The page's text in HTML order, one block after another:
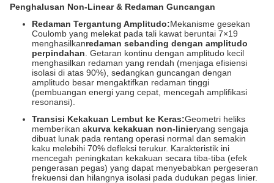
Penghalusan Non-Linear & Redaman Guncangan
Redaman Tergantung Amplitudo:Mekanisme gesekan
Coulomb yang melekat pada tali kawat beruntai 7×19
menghasilkanredaman sebanding dengan amplitudo
perpindahan . Getaran kontinu dengan amplitudo kecil
menghasilkan redaman yang rendah (menjaga efisiensi
isolasi di atas 90%), sedangkan guncangan dengan
amplitudo besar mengaktifkan redaman tinggi
(pembuangan energi yang cepat, mencegah amplifikasi
resonansi).
Transisi Kekakuan Lembut ke Keras:Geometri heliks
memberikan akurva kekakuan non-linieryang sengaja
dibuat lunak pada rentang operasi normal dan semakin
kaku melebihi 70% defleksi terukur. Karakteristik ini
mencegah peningkatan kekakuan secara tiba-tiba (efek
pengerasan pegas) yang dapat menyebabkan pergeseran
frekuensi dan hilangnya isolasi pada dudukan pegas linier.